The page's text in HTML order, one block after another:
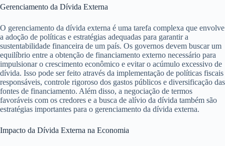
Gerenciamento da Dívida Externa
O gerenciamento da dívida externa é uma tarefa complexa que envolve
a adoção de políticas e estratégias adequadas para garantir a
sustentabilidade financeira de um país. Os governos devem buscar um
equilíbrio entre a obtenção de financiamento externo necessário para
impulsionar o crescimento econômico e evitar o acúmulo excessivo de
dívida. Isso pode ser feito através da implementação de políticas fiscais
responsáveis, controle rigoroso dos gastos públicos e diversificação das
fontes de financiamento. Além disso, a negociação de termos
favoráveis ​​com os credores e a busca de alívio da dívida também são
estratégias importantes para o gerenciamento da dívida externa.
Impacto da Dívida Externa na Economia